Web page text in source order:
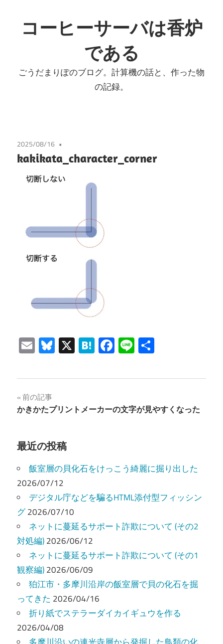
ン
テ
へ
コーヒーサーバは香炉
である
ごうだまりぽのブログ。計算機の話と、作った物
の記録。
2025/08/16
kakikata_character_corner
EmailBluesky
X Hatena
Facebook
Line
投
稿
ナ
ビ
ゲ
ー
シ
ョ
ン
前の記事
かきかたプリントメーカーの文字が見やすくなった
最近の投稿
飯室層の貝化石をけっこう綺麗に掘り出した
2026/07/12
デジタル庁などを騙るHTML添付型フィッシン
グ2026/07/10
ネットに蔓延るサポート詐欺について (その2
対処編)2026/06/12
ネットに蔓延るサポート詐欺について (その1
観察編)2026/06/09
狛江市・多摩川沿岸の飯室層で貝の化石を掘
ってきた 2026/04/16
折り紙でステラーダイカイギュウを作る
2026/04/08